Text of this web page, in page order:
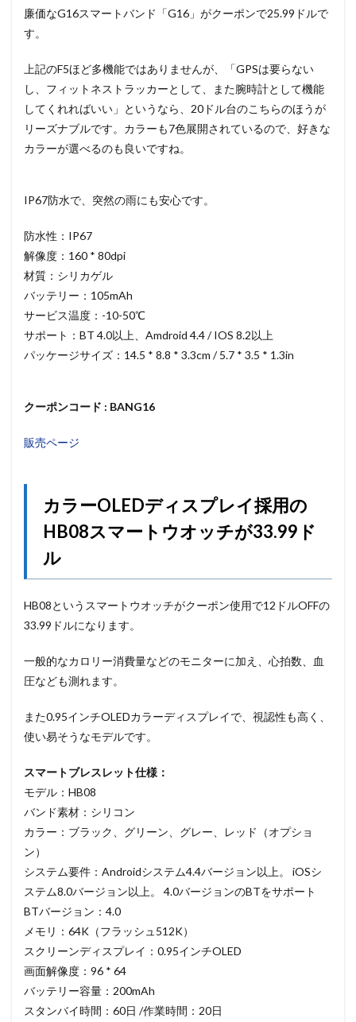
廉価なG16スマートバンド「G16」がクーポンで25.99ドルで
す。
上記のF5ほど多機能ではありませんが、「GPSは要らない
し、フィットネストラッカーとして、また腕時計として機能
してくれればいい」というなら、20ドル台のこちらのほうが
リーズナブルです。カラーも7色展開されているので、好きな
カラーが選べるのも良いですね。
IP67防水で、突然の雨にも安心です。
防水性：IP67
解像度：160 * 80dpi
材質：シリカゲル
バッテリー：105mAh
サービス温度：-10-50℃
サポート：BT 4.0以上、Amdroid 4.4 / IOS 8.2以上
パッケージサイズ：14.5 * 8.8 * 3.3cm / 5.7 * 3.5 * 1.3in
クーポンコード : BANG16
販売ページ
カラーOLEDディスプレイ採用の
HB08スマートウオッチが33.99ド
ル
HB08というスマートウオッチがクーポン使用で12ドルOFFの
33.99ドルになります。
一般的なカロリー消費量などのモニターに加え、心拍数、血
圧なども測れます。
また0.95インチOLEDカラーディスプレイで、視認性も高く、
使い易そうなモデルです。
スマートブレスレット仕様：
モデル：HB08
バンド素材：シリコン
カラー：ブラック、グリーン、グレー、レッド（オプショ
ン）
システム要件：Androidシステム4.4バージョン以上。 iOSシ
ステム8.0バージョン以上。 4.0バージョンのBTをサポート
BTバージョン：4.0
メモリ：64K（フラッシュ512K）
スクリーンディスプレイ：0.95インチOLED
画面解像度：96 * 64
バッテリー容量：200mAh
スタンバイ時間：60日 /作業時間：20日